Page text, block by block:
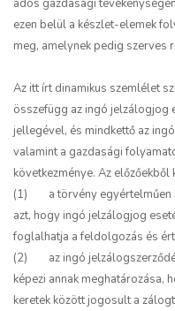
adós gazdasági
ezen belül a készlet-elemek
meg, amelynek pedig szerves
Az itt írt dinamikus szemlélet
összefügg az ingó jelzálogjog
jellegével, és mindkettő az
valamint a gazdasági
következménye. Az
(1) a törvény egyértelműen
azt, hogy ingó jelzálogjog
foglalhatja a feldolgozás és
(2) az ingó
képezi annak meghatározása,
keretek között jogosult a